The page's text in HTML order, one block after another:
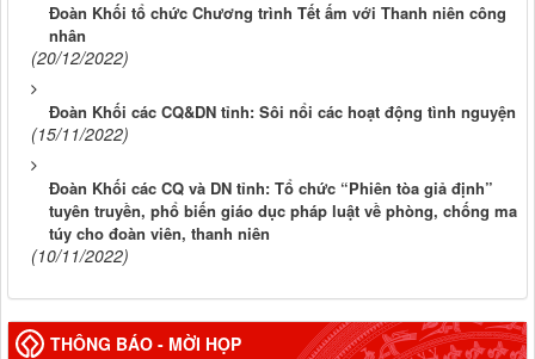
Đoàn Khối tổ chức Chương trình Tết ấm với Thanh niên công
nhân
(20/12/2022)
Đoàn Khối các CQ&DN tỉnh: Sôi nổi các hoạt động tình nguyện
(15/11/2022)
Đoàn Khối các CQ và DN tỉnh: Tổ chức “Phiên tòa giả định”
tuyên truyền, phổ biến giáo dục pháp luật về phòng, chống ma
túy cho đoàn viên, thanh niên
(10/11/2022)
THÔNG BÁO - MỜI HỌP